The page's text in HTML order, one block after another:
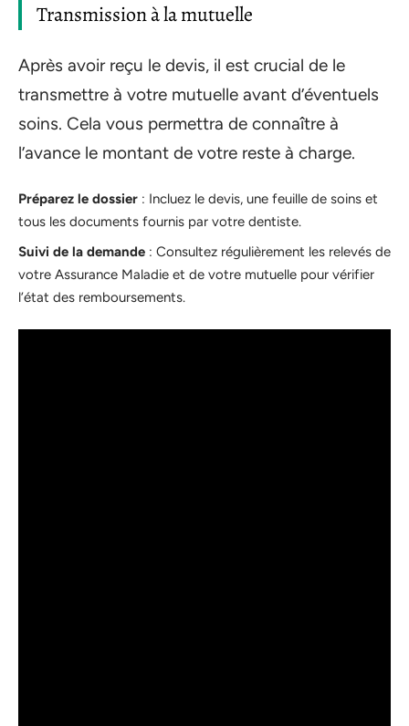
Transmission à la mutuelle
Après avoir reçu le devis, il est crucial de le
transmettre à votre mutuelle avant d’éventuels
soins. Cela vous permettra de connaître à
l’avance le montant de votre reste à charge.
Préparez le dossier : Incluez le devis, une feuille de soins et
tous les documents fournis par votre dentiste.
Suivi de la demande : Consultez régulièrement les relevés de
votre Assurance Maladie et de votre mutuelle pour vérifier
l’état des remboursements.